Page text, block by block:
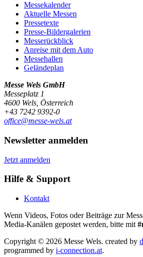
Messekalender
Aktuelle Messen
Pressetexte
Presse-Bildergalerien
Messerückblick
Anreise mit dem Auto
Messehallen
Geländeplan
Messe Wels GmbH
Messeplatz 1
4600 Wels, Österreich
+43 7242 9392-0
office@messe-wels.at
Newsletter anmelden
Jetzt anmelden
Hilfe & Support
Kontakt
Wenn Videos, Fotos oder Beiträge zur
Media-Kanälen gepostet werden, bitte mit
Copyright © 2026 Messe Wels. created by
programmed by i-connection.at.